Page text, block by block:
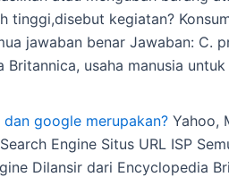
tinggi,disebut kegiatan?
jawaban benar Jawaban: C.
Britannica, usaha manusia
dan google merupakan? Yahoo,
Engine Situs URL ISP
Dilansir dari Encyclopedia